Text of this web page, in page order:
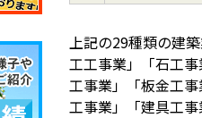
上記の29種類の建
工工事業」「石工
工事業」「板金工
工事業」「建具工